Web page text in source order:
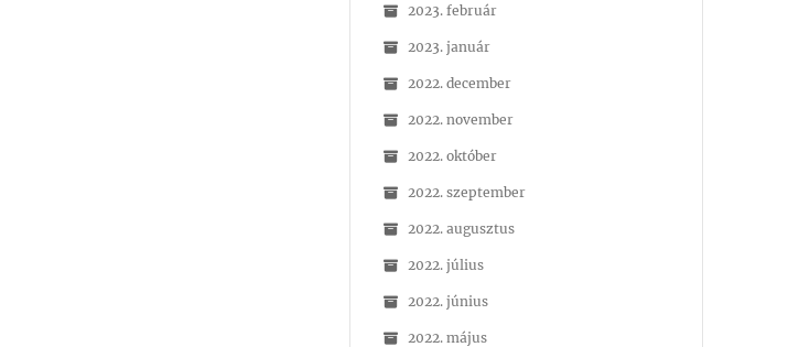
2023. február
2023. január
2022. december
2022. november
2022. október
2022. szeptember
2022. augusztus
2022. július
2022. június
2022. május